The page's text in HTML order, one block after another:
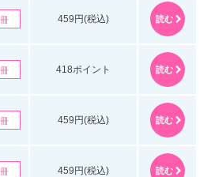
459円(税込) 読む
418ポイント 読む
459円(税込) 読む
459円(税込) 読む